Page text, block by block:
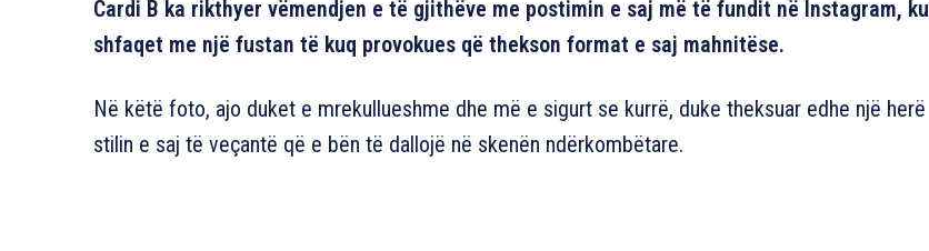
Cardi B ka rikthyer vëmendjen e të gjithëve me postimin e saj më të fundit në Instagram, ku
shfaqet me një fustan të kuq provokues që thekson format e saj mahnitëse.
Në këtë foto, ajo duket e mrekullueshme dhe më e sigurt se kurrë, duke theksuar edhe një herë
stilin e saj të veçantë që e bën të dallojë në skenën ndërkombëtare.